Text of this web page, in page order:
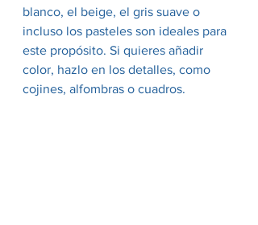
blanco, el beige, el gris suave o
incluso los pasteles son ideales para
este propósito. Si quieres añadir
color, hazlo en los detalles, como
cojines, alfombras o cuadros.